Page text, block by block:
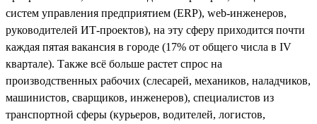
систем управления предприятием (ERP), web-инженеров,
руководителей ИТ-проектов), на эту сферу приходится почти
каждая пятая вакансия в городе (17% от общего числа в IV
квартале). Также всё больше растет спрос на
производственных рабочих (слесарей, механиков, наладчиков,
машинистов, сварщиков, инженеров), специалистов из
транспортной сферы (курьеров, водителей, логистов,